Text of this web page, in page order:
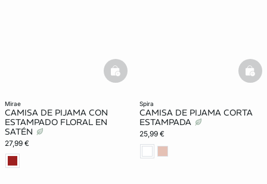
mirae
CAMISA DE PIJAMA CON
ESTAMPADO FLORAL EN
SATÉN
27,99 €
basketfull
spira
CAMISA DE PIJAMA CORTA
ESTAMPADA
25,99 €